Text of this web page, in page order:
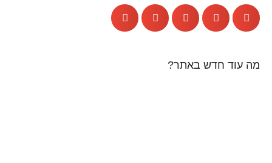
מה עוד חדש באתר?